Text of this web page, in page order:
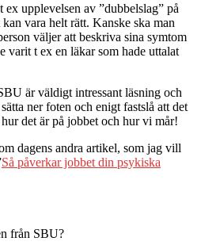
upplevelsen av ”dubbelslag” på
vara helt rätt. Kanske ska man
väljer att beskriva sina symtom
varit t ex en läkar som hade uttalat
är väldigt intressant läsning och
ner foten och enigt fastslå att det
det är på jobbet och hur vi mår!
dagens andra artikel, som jag vill
Så påverkar jobbet din psykiska
från SBU?